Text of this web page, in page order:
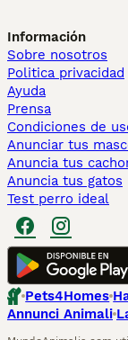
Información
Sobre nosotros
Politica privacidad
Ayuda
Prensa
Condiciones de
Anunciar tus
Anuncia tus
Anuncia tus gatos
Test perro ideal
Pets4Homes
Annunci Animali